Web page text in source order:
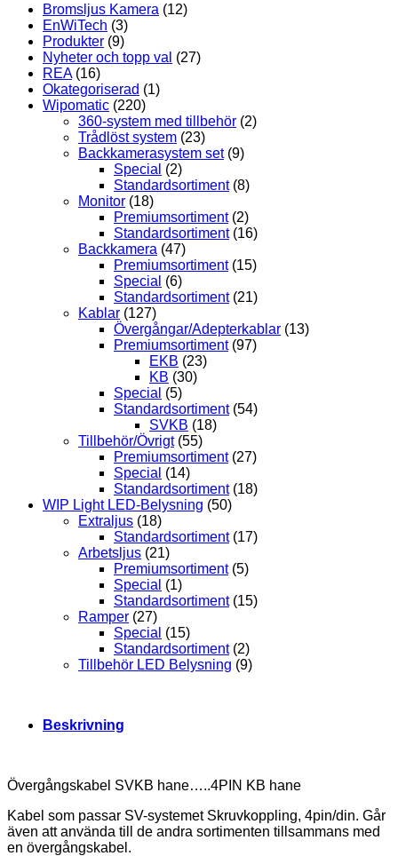
Bromsljus Kamera (12)
EnWiTech (3)
Produkter (9)
Nyheter och topp val (27)
REA (16)
Okategoriserad (1)
Wipomatic (220)
360-system med tillbehör (2)
Trådlöst system (23)
Backkamerasystem set (9)
Special (2)
Standardsortiment (8)
Monitor (18)
Premiumsortiment (2)
Standardsortiment (16)
Backkamera (47)
Premiumsortiment (15)
Special (6)
Standardsortiment (21)
Kablar (127)
Övergångar/Adepterkablar (13)
Premiumsortiment (97)
EKB (23)
KB (30)
Special (5)
Standardsortiment (54)
SVKB (18)
Tillbehör/Övrigt (55)
Premiumsortiment (27)
Special (14)
Standardsortiment (18)
WIP Light LED-Belysning (50)
Extraljus (18)
Standardsortiment (17)
Arbetsljus (21)
Premiumsortiment (5)
Special (1)
Standardsortiment (15)
Ramper (27)
Special (15)
Standardsortiment (2)
Tillbehör LED Belysning (9)
Beskrivning
Övergångskabel SVKB hane…..4PIN KB hane
Kabel som passar SV-systemet Skruvkoppling, 4pin/din. Går
även att använda till de andra sortimenten tillsammans med
en övergångskabel.